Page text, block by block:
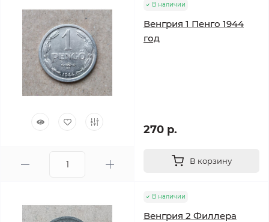
В наличии
Венгрия 1 Пенго 1944
год
270 р.
В корзину
В наличии
Венгрия 2 Филлера